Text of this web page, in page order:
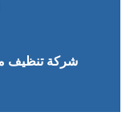
شركة تنظيف